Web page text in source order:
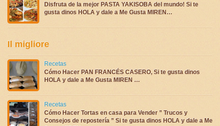
Disfruta de la mejor PASTA YAKISOBA del mundo! Si te
gusta dinos HOLA y dale a Me Gusta MIREN…
Il migliore
Recetas
Cómo Hacer PAN FRANCÉS CASERO, Si te gusta dinos
HOLA y dale a Me Gusta MIREN …
Recetas
Cómo Hacer Tortas en casa para Vender ” Trucos y
Consejos de repostería ” Si te gusta dinos HOLA y dale a Me